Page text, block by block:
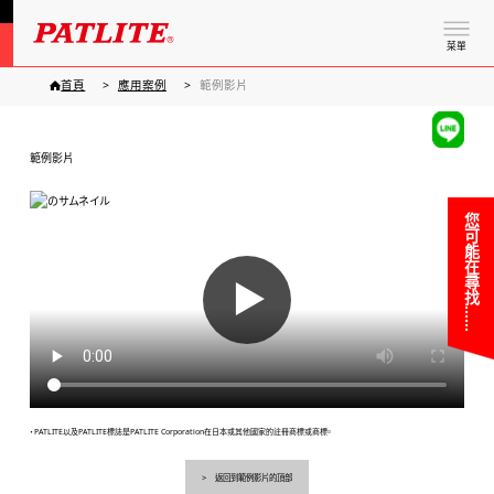
菜單
您可能在尋找……
首頁 應用案例 範例影片
範例影片
▶
・PATLITE以及PATLITE標誌是PATLITE Corporation在日本或其他國家的註冊商標或商標。
返回到範例影片的頂部